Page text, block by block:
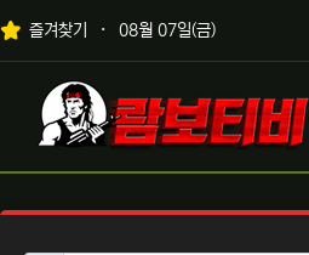
상단 네비
즐겨찾기 08월 07일(금)
메인 메뉴
로고